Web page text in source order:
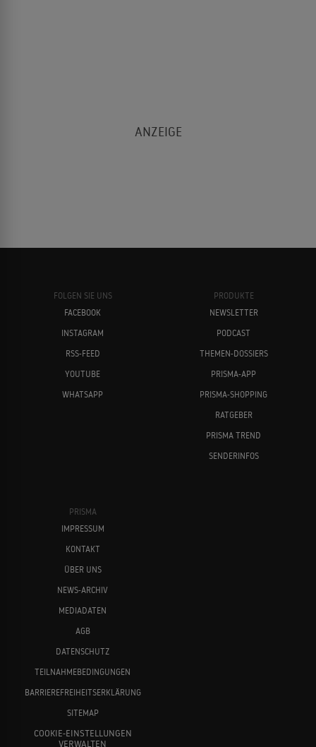
FOLGEN SIE UNS
FACEBOOK
INSTAGRAM
RSS-FEED
YOUTUBE
WHATSAPP
PRODUKTE
NEWSLETTER
PODCAST
THEMEN-DOSSIERS
PRISMA-APP
PRISMA-SHOPPING
RATGEBER
PRISMA TREND
SENDERINFOS
PRISMA
IMPRESSUM
KONTAKT
ÜBER UNS
NEWS-ARCHIV
MEDIADATEN
AGB
DATENSCHUTZ
TEILNAHMEBEDINGUNGEN
BARRIEREFREIHEITSERKLÄRUNG
SITEMAP
COOKIE-EINSTELLUNGEN
VERWALTEN